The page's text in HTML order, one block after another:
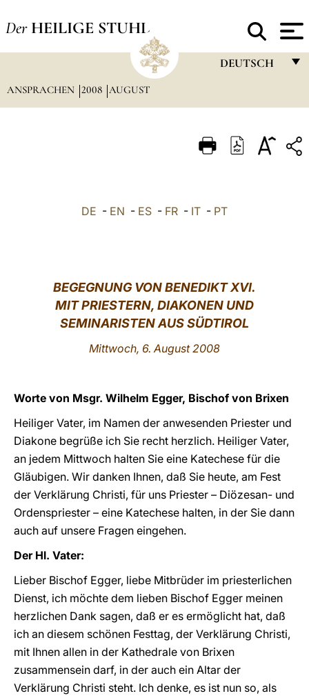
Der HEILIGE STUHL
DEUTSCH
ITALIANO
中文
LATINE
ANSPRACHEN 2008 AUGUST
DE - EN - ES - FR - IT - PT
BEGEGNUNG VON BENEDIKT XVI.
MIT PRIESTERN, DIAKONEN UND
SEMINARISTEN AUS SÜDTIROL
Mittwoch, 6. August 2008
Worte von Msgr. Wilhelm Egger, Bischof von Brixen
Heiliger Vater, im Namen der anwesenden Priester und
Diakone begrüße ich Sie recht herzlich. Heiliger Vater,
an jedem Mittwoch halten Sie eine Katechese für die
Gläubigen. Wir danken Ihnen, daß Sie heute, am Fest
der Verklärung Christi, für uns Priester – Diözesan- und
Ordenspriester – eine Katechese halten, in der Sie dann
auch auf unsere Fragen eingehen.
Der Hl. Vater:
Lieber Bischof Egger, liebe Mitbrüder im priesterlichen
Dienst, ich möchte dem lieben Bischof Egger meinen
herzlichen Dank sagen, daß er es ermöglicht hat, daß
ich an diesem schönen Festtag, der Verklärung Christi,
mit Ihnen allen in der Kathedrale von Brixen
zusammensein darf, in der auch ein Altar der
Verklärung Christi steht. Ich denke, es ist nun so, als